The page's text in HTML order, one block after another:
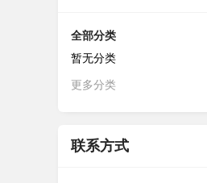
全部分类
暂无分类
更多分类
联系方式